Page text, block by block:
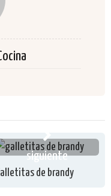
siguiente
de brandy